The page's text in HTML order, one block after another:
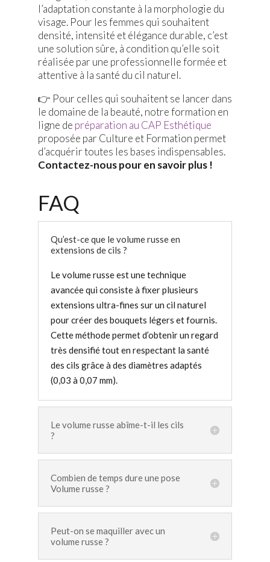
l’adaptation constante à la morphologie du
visage. Pour les femmes qui souhaitent
densité, intensité et élégance durable, c’est
une solution sûre, à condition qu’elle soit
réalisée par une professionnelle formée et
attentive à la santé du cil naturel.
👉 Pour celles qui souhaitent se lancer dans
le domaine de la beauté, notre formation en
ligne de préparation au CAP Esthétique
proposée par Culture et Formation permet
d’acquérir toutes les bases indispensables.
Contactez-nous pour en savoir plus !
FAQ
Qu’est-ce que le volume russe en
extensions de cils ?
Le volume russe est une technique
avancée qui consiste à fixer plusieurs
extensions ultra-fines sur un cil naturel
pour créer des bouquets légers et fournis.
Cette méthode permet d’obtenir un regard
très densifié tout en respectant la santé
des cils grâce à des diamètres adaptés
(0,03 à 0,07 mm).
Le volume russe abîme-t-il les cils
?
Combien de temps dure une pose
Volume russe ?
Peut-on se maquiller avec un
volume russe ?